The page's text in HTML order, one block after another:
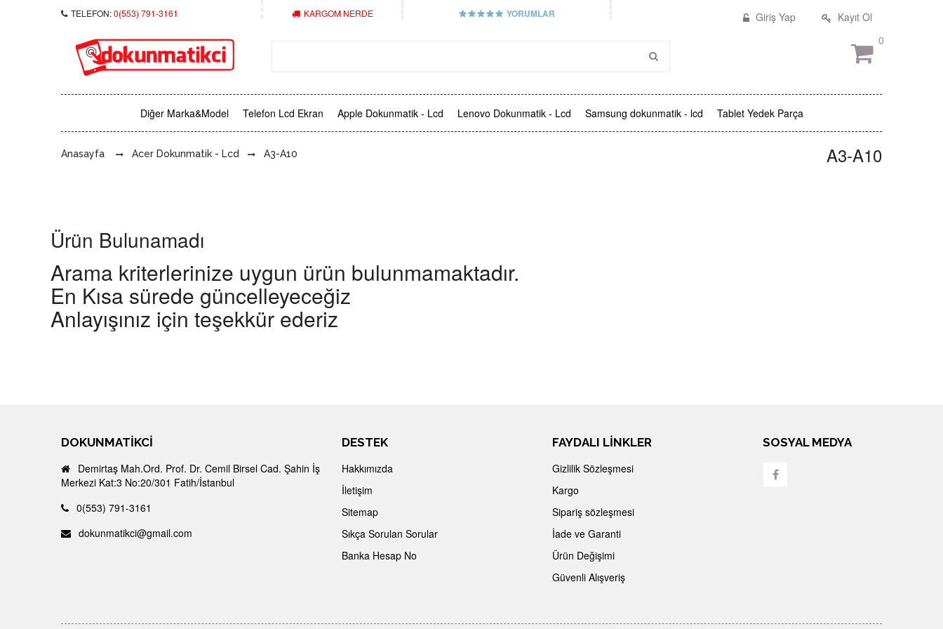
TELEFON:0(553) 791-3161 KARGOM NERDE YORUMLAR Giriş Yap
Kayıt Ol
0
Diğer Marka&Model Telefon Lcd Ekran Apple Dokunmatik - Lcd Lenovo Dokunmatik - Lcd Samsung dokunmatik - lcd Tablet Yedek Parça
A3-A10
Anasayfa Acer Dokunmatik - Lcd A3-A10
Ürün Bulunamadı
Arama kriterlerinize uygun ürün bulunmamaktadır.
En Kısa sürede güncelleyeceğiz
Anlayışınız için teşekkür ederiz
DOKUNMATIKCI
Demirtaş Mah.Ord. Prof. Dr. Cemil Birsel Cad. Şahin İş
Merkezi Kat:3 No:20/301 Fatih/İstanbul
0(553) 791-3161
dokunmatikci@gmail.com
DESTEK
Hakkımızda
İletişim
Sitemap
Sıkça Sorulan Sorular
Banka Hesap No
FAYDALI LİNKLER
Gizlilik Sözleşmesi
Kargo
Sipariş sözleşmesi
İade ve Garanti
Ürün Değişimi
Güvenli Alışveriş
SOSYAL MEDYA